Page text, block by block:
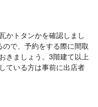
かトタンかを確認しまし
で、予約をする際に間取
きましょう。3階建て以上
ている方は事前に出店者